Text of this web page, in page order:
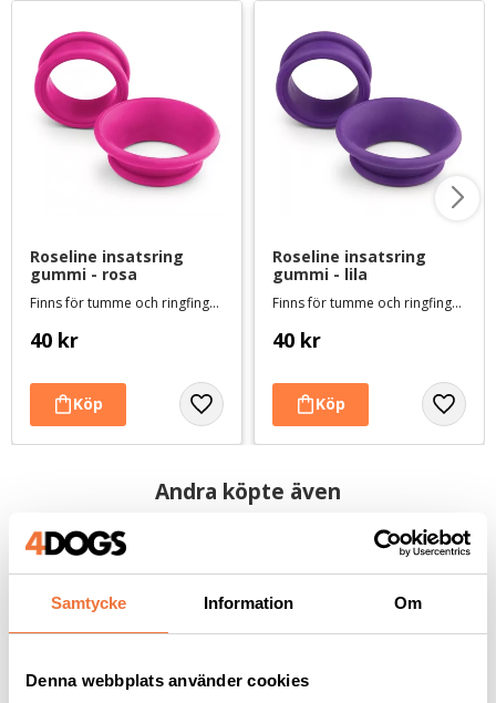
Samtycke Information Om
Denna webbplats använder cookies
Roseline insatsring
gummi - rosa
Finns för tumme och ringfinger
40 kr
Roseline insatsring
gummi - lila
Finns för tumme och ringfinger
40 kr
Andra köpte även